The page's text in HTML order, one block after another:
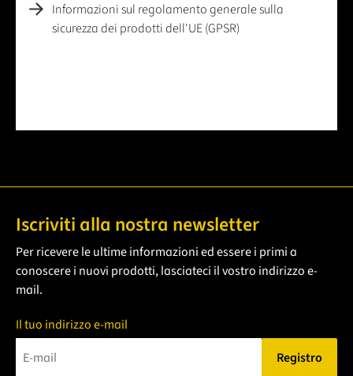
Informazioni sul regolamento generale sulla
sicurezza dei prodotti dell'UE (GPSR)
Iscriviti alla nostra newsletter
Per ricevere le ultime informazioni ed essere i primi a
conoscere i nuovi prodotti, lasciateci il vostro indirizzo e-
mail.
Il tuo indirizzo e-mail
Registro